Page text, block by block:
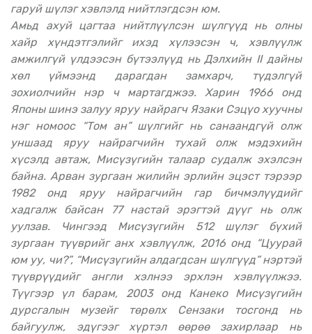
гаруй шүлэг хэвлэлд нийтлэгдсэн юм.
Амьд ахуй цагтаа нийтлүүлсэн шүлгүүд нь олны
хайр хүндэтгэлийг ихэд хүлээсэн ч, хэвлүүлж
амжилгүй үлдээсэн бүтээлүүд нь Дэлхийн II дайны
хөл үймээнд дарагдан замхарч, түдэлгүй
зохиолчийн нэр ч мартагджээ. Харин 1966 онд
Японы шинэ залуу яруу найрагч Язаки Сэцүо хуучны
нэг номоос “Том ан” шүлгийг нь санаандгүй олж
уншаад яруу найрагчийн тухай олж мэдэхийн
хүсэлд автаж, Мисүзүгийн талаар судалж эхэлсэн
байна. Арван зургаан жилийн эрлийн эцэст тэрээр
1982 онд яруу найрагчийн гар бичмэлүүдийг
хадгалж байсан 77 настай эрэгтэй дүүг нь олж
уулзав. Чингээд Мисүзүгийн 512 шүлэг бүхий
зургаан түүврийг анх хэвлүүлж, 2016 онд “Цуурай
юм уу, чи?”, “Мисүзүгийн алдагдсан шүлгүүд” нэртэй
түүврүүдийг англи хэлнээ эрхлэн хэвлүүлжээ.
Түүгээр үл барам, 2003 онд Канеко Мисүзүгийн
дурсгалын музейг төрөлх Сензаки тосгонд нь
байгуулж, эдүгээг хүртэл өөрөө захирлаар нь